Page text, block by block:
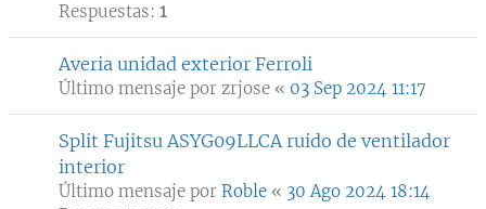
Respuestas: 1
Averia unidad exterior Ferroli
Último mensaje por zrjose « 03 Sep 2024 11:17
Split Fujitsu ASYG09LLCA ruido de ventilador
interior
Último mensaje por Roble « 30 Ago 2024 18:14